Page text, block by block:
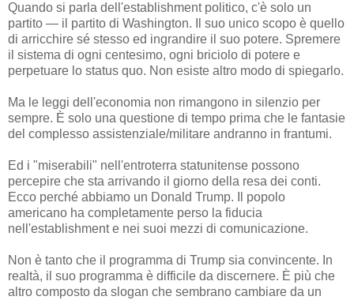
Quando si parla dell'establishment politico, c'è solo un
partito — il partito di Washington. Il suo unico scopo è quello
di arricchire sé stesso ed ingrandire il suo potere. Spremere
il sistema di ogni centesimo, ogni briciolo di potere e
perpetuare lo status quo. Non esiste altro modo di spiegarlo.
Ma le leggi dell'economia non rimangono in silenzio per
sempre. È solo una questione di tempo prima che le fantasie
del complesso assistenziale/militare andranno in frantumi.
Ed i "miserabili" nell'entroterra statunitense possono
percepire che sta arrivando il giorno della resa dei conti.
Ecco perché abbiamo un Donald Trump. Il popolo
americano ha completamente perso la fiducia
nell'establishment e nei suoi mezzi di comunicazione.
Non è tanto che il programma di Trump sia convincente. In
realtà, il suo programma è difficile da discernere. È più che
altro composto da slogan che sembrano cambiare da un